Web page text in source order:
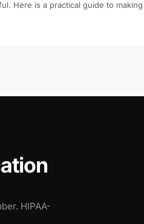
Here is a practical guide to
HIPAA-